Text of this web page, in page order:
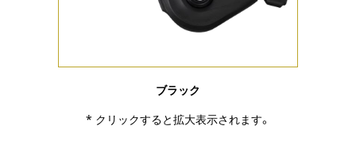
ブラック
* クリックすると拡大表示されます。